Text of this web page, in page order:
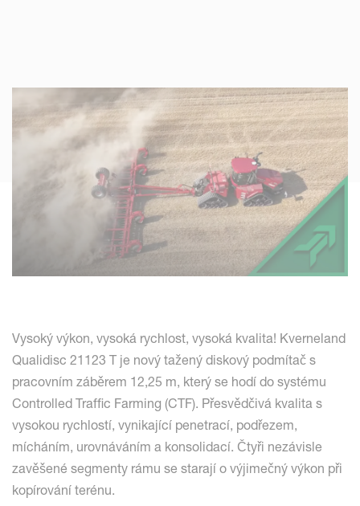
Vysoký výkon, vysoká rychlost, vysoká kvalita! Kverneland
Qualidisc 21123 T je nový tažený diskový podmítač s
pracovním záběrem 12,25 m, který se hodí do systému
Controlled Traffic Farming (CTF). Přesvědčivá kvalita s
vysokou rychlostí, vynikající penetrací, podřezem,
mícháním, urovnáváním a konsolidací. Čtyři nezávisle
zavěšené segmenty rámu se starají o výjimečný výkon při
kopírování terénu.